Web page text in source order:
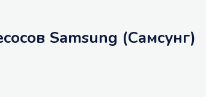
Samsung (Самсунг)